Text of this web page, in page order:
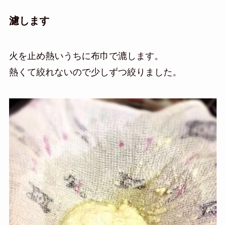
濾します
火を止め熱いうちに布巾で漉します。
熱くて絞れないので少しずつ絞りました。